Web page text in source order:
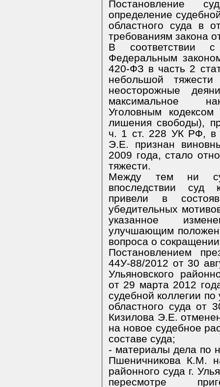
Постановление
определение
областного суда в
требованиям закона
В соответствии с
Федеральным
420-ФЗ в часть 2
небольшой
неосторожные
максимальное
Уголовным
лишения свободы),
ч. 1 ст. 228 УК РФ, в
Э.Е. признан
2009 года, стало
тяжести.
Между тем ни
впоследствии суд
привели в
убедительных
указанное
улучшающим
вопроса о
Постановлением
44У-88/2012 от 30
Ульяновского
от 29 марта 2012
судебной коллегии
областного суда от
Кизилова Э.Е.
на новое судебное
составе суда;
- материалы дела по
Пшеничникова К.М.
районного суда г.
пересмотре